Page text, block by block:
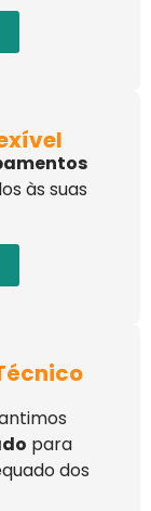
às suas
para
dos